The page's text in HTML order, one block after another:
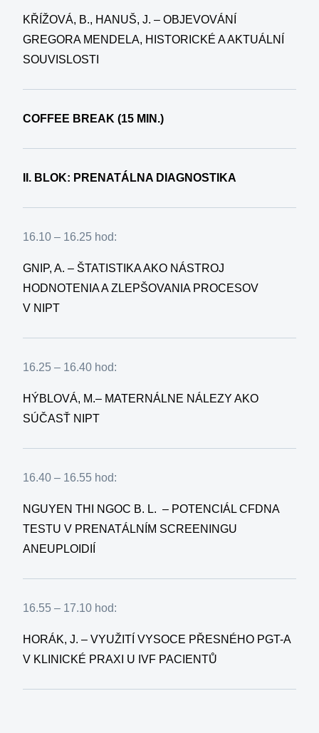
KŘÍŽOVÁ, B., HANUŠ, J. – OBJEVOVÁNÍ
GREGORA MENDELA, HISTORICKÉ A AKTUÁLNÍ
SOUVISLOSTI
COFFEE BREAK (15 MIN.)
II. BLOK: PRENATÁLNA DIAGNOSTIKA
16.10 – 16.25 hod:
GNIP, A. – ŠTATISTIKA AKO NÁSTROJ
HODNOTENIA A ZLEPŠOVANIA PROCESOV
V NIPT
16.25 – 16.40 hod:
HÝBLOVÁ, M.– MATERNÁLNE NÁLEZY AKO
SÚČASŤ NIPT
16.40 – 16.55 hod:
NGUYEN THI NGOC B. L. – POTENCIÁL CFDNA
TESTU V PRENATÁLNÍM SCREENINGU
ANEUPLOIDIÍ
16.55 – 17.10 hod:
HORÁK, J. – VYUŽITÍ VYSOCE PŘESNÉHO PGT-A
V KLINICKÉ PRAXI U IVF PACIENTŮ